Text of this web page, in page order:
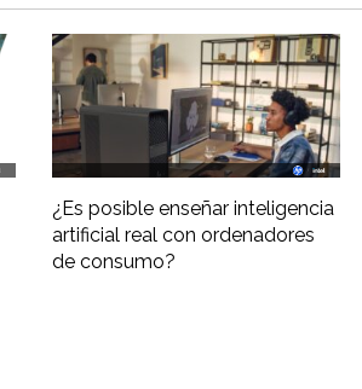
¿Es posible enseñar inteligencia
artificial real con ordenadores
de consumo?